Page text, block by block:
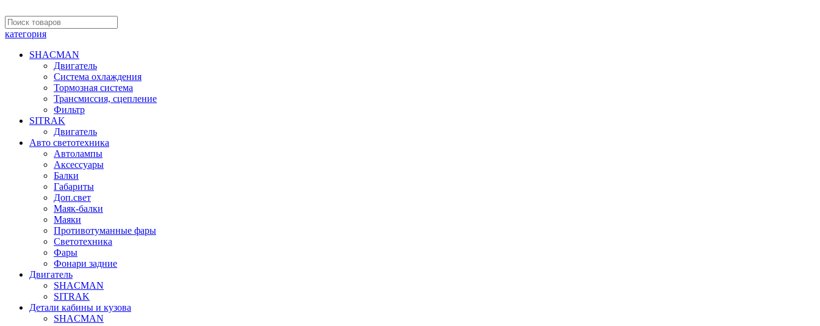
категория
SHACMAN
Двигатель
Система охлаждения
Тормозная система
Трансмиссия, сцепление
Фильтр
SITRAK
Двигатель
Авто светотехника
Автолампы
Аксессуары
Балки
Габариты
Доп.свет
Маяк-балки
Маяки
Противотуманные фары
Светотехника
Фары
Фонари задние
Двигатель
SHACMAN
SITRAK
Детали кабины и кузова
SHACMAN